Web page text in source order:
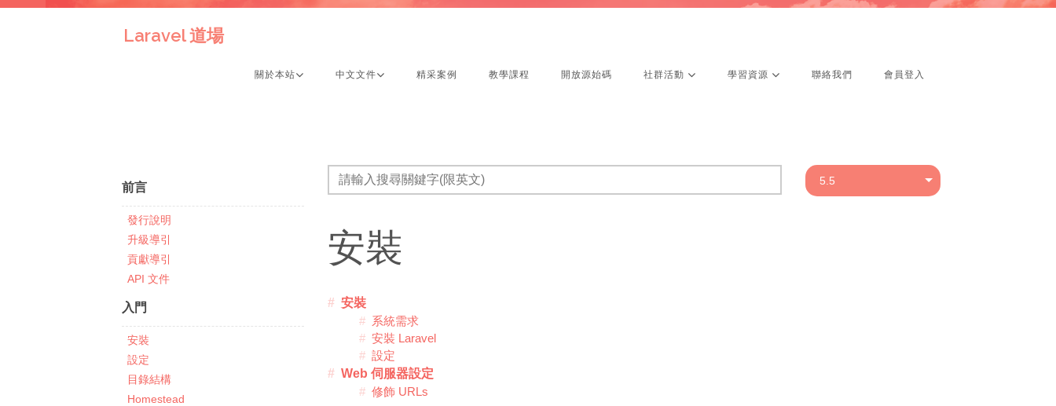
Laravel 道場
關於本站 中文文件 精采案例 教學課程 開放源始碼 社群活動 學習資源 聯絡我們 會員登入
前言
發行說明
升級導引
貢獻導引
API 文件
入門
安裝
設定
目錄結構
Homestead
安裝
安裝
系統需求
安裝 Laravel
設定
Web 伺服器設定
修飾 URLs